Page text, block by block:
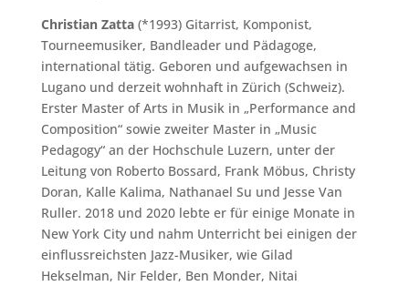
Christian Zatta(*1993) Gitarrist, Komponist,
Tourneemusiker, Bandleader und Pädagoge,
international tätig. Geboren und aufgewachsen in
Lugano und derzeit wohnhaft in Zürich (Schweiz).
Erster Master of Arts in Musik in „Performance and
Composition“ sowie zweiter Master in „Music
Pedagogy“ an der Hochschule Luzern, unter der
Leitung von Roberto Bossard, Frank Möbus, Christy
Doran, Kalle Kalima, Nathanael Su und Jesse Van
Ruller. 2018 und 2020 lebte er für einige Monate in
New York City und nahm Unterricht bei einigen der
einflussreichsten Jazz-Musiker, wie Gilad
Hekselman, Nir Felder, Ben Monder, Nitai